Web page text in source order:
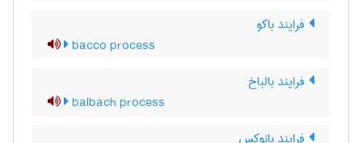
فرایند باکو
bacco process
فرایند بالباخ
balbach process